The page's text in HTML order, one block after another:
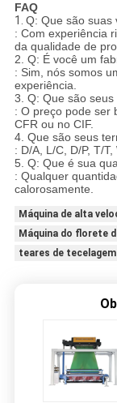
FAQ
1. Q: Que são suas
: Com experiência
da qualidade de
2. Q: É você um
: Sim, nós somos
experiência.
3. Q: Que são
: O preço pode ser
CFR ou no CIF.
4. Que são seus
: D/A, L/C, D/P, T/
5. Q: Que é sua
: Qualquer
calorosamente.
Máquina de alta
Máquina do florete
teares de tecelagem